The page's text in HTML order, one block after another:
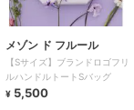
メゾン ド フルール
【Sサイズ】ブランドロゴフリ
ルハンドルトートSバッグ
¥ 5,500